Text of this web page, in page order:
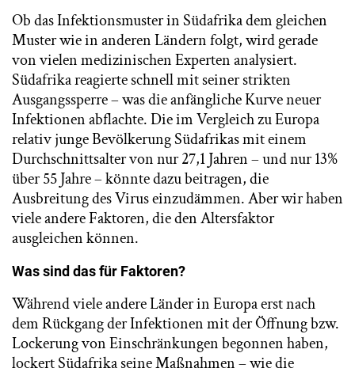
Ob das Infektionsmuster in Südafrika dem gleichen
Muster wie in anderen Ländern folgt, wird gerade
von vielen medizinischen Experten analysiert.
Südafrika reagierte schnell mit seiner strikten
Ausgangssperre – was die anfängliche Kurve neuer
Infektionen abflachte. Die im Vergleich zu Europa
relativ junge Bevölkerung Südafrikas mit einem
Durchschnittsalter von nur 27,1 Jahren – und nur 13%
über 55 Jahre – könnte dazu beitragen, die
Ausbreitung des Virus einzudämmen. Aber wir haben
viele andere Faktoren, die den Altersfaktor
ausgleichen können.
Was sind das für Faktoren?
Während viele andere Länder in Europa erst nach
dem Rückgang der Infektionen mit der Öffnung bzw.
Lockerung von Einschränkungen begonnen haben,
lockert Südafrika seine Maßnahmen – wie die